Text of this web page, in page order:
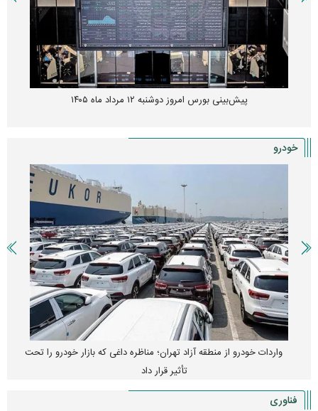
پیش‌بینی بورس امروز دوشنبه ۱۲ مرداد ماه ۱۴۰۵
خودرو
واردات خودرو از منطقه آزاد تهران؛ مناظره داغی که بازار خودرو را تحت
تأثیر قرار داد
فناوری